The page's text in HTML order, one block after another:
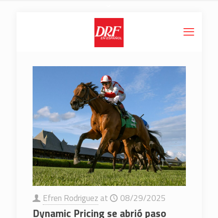
Efren Rodriguez at 08/29/2025
Dynamic Pricing se abrió paso